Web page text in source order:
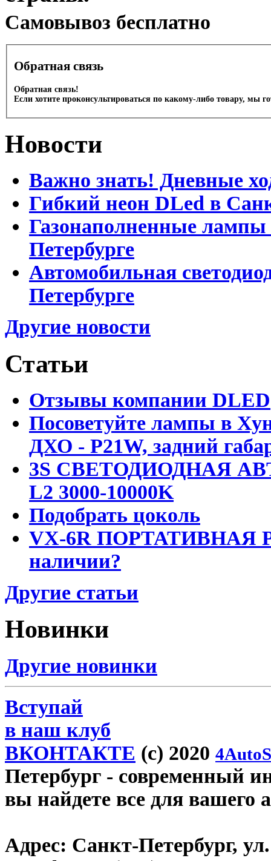
Cамовывоз бесплатно
Обратная связь
Обратная связь!
Если хотите проконсультироваться по какому-либо товару, мы
Новости
Важно знать! Дневные
Гибкий неон DLed в
Газонаполненные
Петербурге
Автомобильная
Петербурге
Другие новости
Статьи
Отзывы компании DLED
Посоветуйте лампы в
ДХО - P21W, задний
3S СВЕТОДИОДНАЯ
L2 3000-10000K
Подобрать цоколь
VX-6R ПОРТАТИВНАЯ
наличии?
Другие статьи
Новинки
Другие новинки
Вступай
в наш клуб
ВКОНТАКТЕ (c) 2020
Петербург - современный
вы найдете все для вашего
Адрес: Санкт-Петербург,